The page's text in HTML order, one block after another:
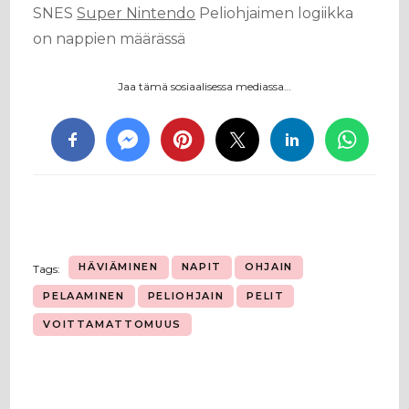
SNESSuper Nintendo Peliohjaimen logiikka
on nappien määrässä
Jaa tämä sosiaalisessa mediassa…
Tags: HÄVIÄMINEN NAPIT OHJAIN
PELAAMINEN PELIOHJAIN PELIT
VOITTAMATTOMUUS